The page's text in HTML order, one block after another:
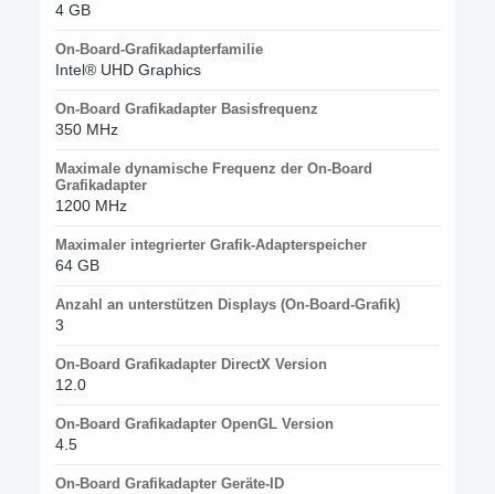
4 GB
On-Board-Grafikadapterfamilie
Intel® UHD Graphics
On-Board Grafikadapter Basisfrequenz
350 MHz
Maximale dynamische Frequenz der On-Board
Grafikadapter
1200 MHz
Maximaler integrierter Grafik-Adapterspeicher
64 GB
Anzahl an unterstützen Displays (On-Board-Grafik)
3
On-Board Grafikadapter DirectX Version
12.0
On-Board Grafikadapter OpenGL Version
4.5
On-Board Grafikadapter Geräte-ID